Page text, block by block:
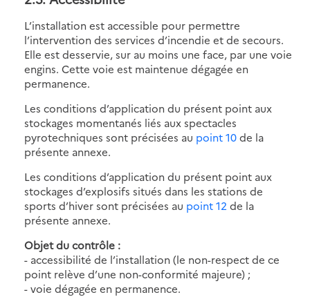
L’installation est accessible pour permettre
l’intervention des services d’incendie et de secours.
Elle est desservie, sur au moins une face, par une voie
engins. Cette voie est maintenue dégagée en
permanence.
Les conditions d’application du présent point aux
stockages momentanés liés aux spectacles
pyrotechniques sont précisées au point 10de la
présente annexe.
Les conditions d’application du présent point aux
stockages d’explosifs situés dans les stations de
sports d’hiver sont précisées au point 12 de la
présente annexe.
Objet du contrôle :
- accessibilité de l’installation (le non-respect de ce
point relève d’une non-conformité majeure) ;
- voie dégagée en permanence.